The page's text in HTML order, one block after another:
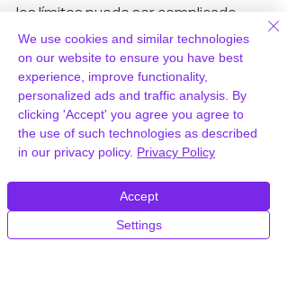
los límites puede ser complicado,
pero con las herramientas y técnicas
adecuadas, es posible. Vamos a
sumergirnos en algunos de los
métodos más efectivos para eludir
restricciones y llevarte a donde
necesitas estar.
Usando VPNs para Acceso
We use cookies and similar technologies
on our website to ensure you have best
experience, improve functionality,
personalized ads and traffic analysis. By
clicking 'Accept' you agree you agree to
the use of such technologies as described
in our privacy policy. Privacy Policy
Settings
Accept